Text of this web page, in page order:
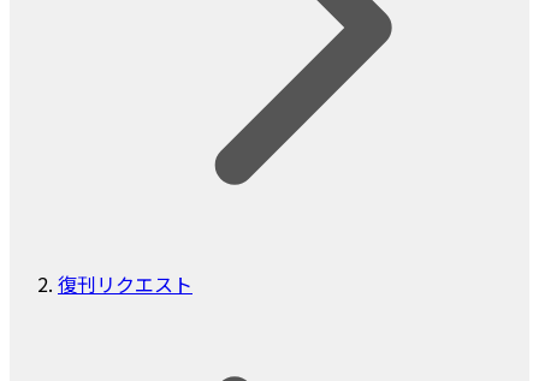
復刊リクエスト